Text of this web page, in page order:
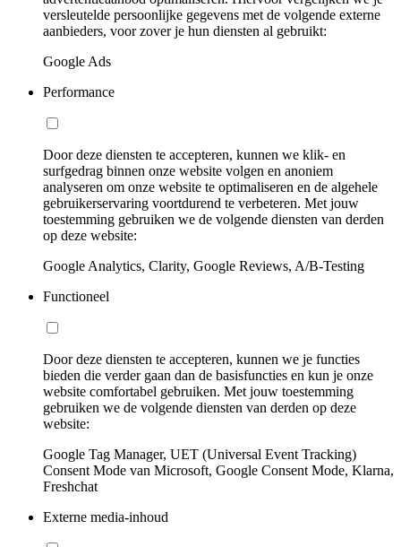
versleutelde persoonlijke gegevens met de volgende externe
aanbieders, voor zover je hun diensten al gebruikt:
Google Ads
Performance
Door deze diensten te accepteren, kunnen we klik- en
surfgedrag binnen onze website volgen en anoniem
analyseren om onze website te optimaliseren en de algehele
gebruikerservaring voortdurend te verbeteren. Met jouw
toestemming gebruiken we de volgende diensten van derden
op deze website:
Google Analytics, Clarity, Google Reviews, A/B-Testing
Functioneel
Door deze diensten te accepteren, kunnen we je functies
bieden die verder gaan dan de basisfuncties en kun je onze
website comfortabel gebruiken. Met jouw toestemming
gebruiken we de volgende diensten van derden op deze
website:
Google Tag Manager, UET (Universal Event Tracking)
Consent Mode van Microsoft, Google Consent Mode, Klarna,
Freshchat
Externe media-inhoud